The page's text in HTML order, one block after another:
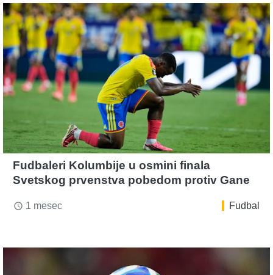
Fudbaleri Kolumbije u osmini finala
Svetskog prvenstva pobedom protiv Gane
access_time 1 mesec Fudbal